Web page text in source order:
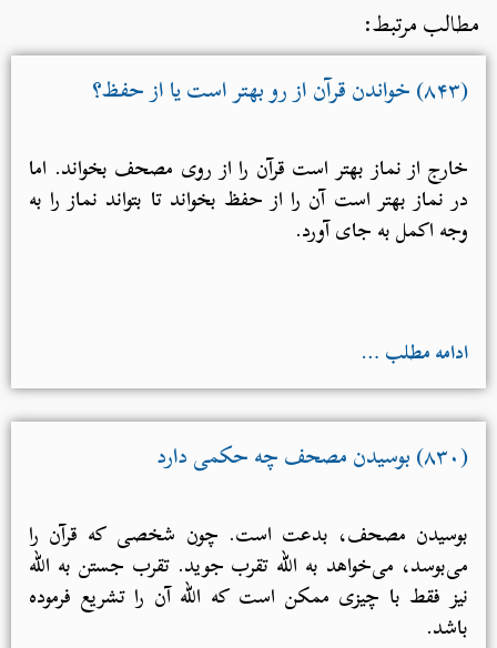
مطالب مرتبط:
(۸۴۳) خواندن قرآن از رو بهتر است یا از حفظ؟
خارج از نماز بهتر است قرآن را از روی مصحف بخواند. اما
در نماز بهتر است آن را از حفظ بخواند تا بتواند نماز را به
وجه اکمل به جای آورد.
ادامه مطلب …
(۸۳۰) بوسیدن مصحف چه حکمی دارد
بوسیدن مصحف، بدعت است. چون شخصی که قرآن را
می‌بوسد، می‌خواهد به الله تقرب جوید. تقرب جستن به الله
نیز فقط با چیزی ممکن است که الله آن را تشریع فرموده
باشد.